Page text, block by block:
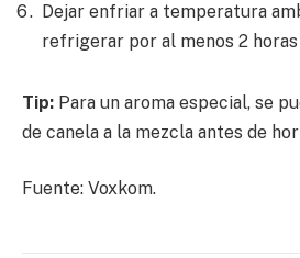
Dejar enfriar a temperatura
refrigerar por al menos 2
Tip: Para un aroma especial, se
de canela a la mezcla antes de
Fuente: Voxkom.